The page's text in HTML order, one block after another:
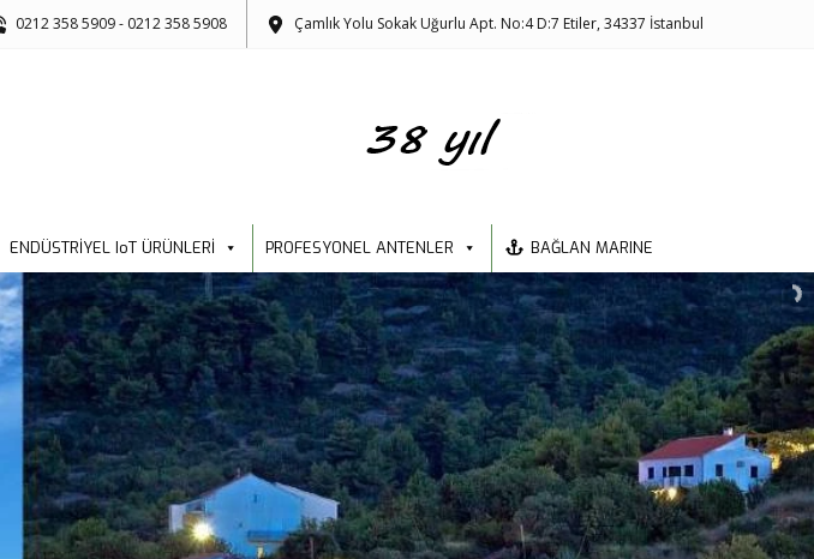
0212 358 5909 - 0212 358 5908 Çamlık Yolu Sokak Uğurlu Apt. No:4 D:7 Etiler, 34337 İstanbul
ENDÜSTRİYEL IoT ÜRÜNLERİ PROFESYONEL ANTENLER BAĞLAN MARINE